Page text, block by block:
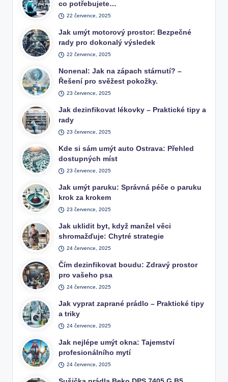
co potřebujete…
22 července, 2025
Jak umýt motorový prostor: Bezpečné
rady pro dokonalý výsledek
22 července, 2025
Nonenal: Jak na zápach stárnutí? –
Řešení pro svěžest pokožky.
23 července, 2025
Jak dezinfikovat lékovky – Praktické tipy a
rady
23 července, 2025
Kde si sám umýt auto Ostrava: Přehled
dostupných míst
23 července, 2025
Jak umýt paruku: Správná péče o paruku
krok za krokem
23 července, 2025
Jak uklidit byt, když manžel věci
shromažďuje: Chytré strategie
24 července, 2025
Čím dezinfikovat boudu: Zdravý prostor
pro vašeho psa
24 července, 2025
Jak vyprat zaprané prádlo – Praktické tipy
a triky
24 července, 2025
Jak nejlépe umýt okna: Tajemství
profesionálního mytí
24 července, 2025